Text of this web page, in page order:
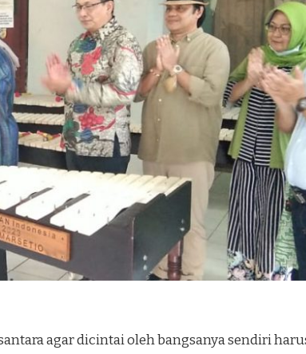
agar dicintai oleh bangsanya sendiri